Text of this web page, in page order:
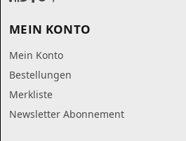
MEIN KONTO
Mein Konto
Bestellungen
Merkliste
Newsletter Abonnement